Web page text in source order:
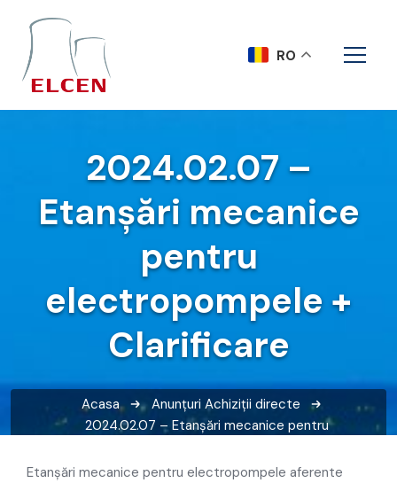
2024.02.07 –
Etanșări mecanice
pentru
electropompele +
Clarificare
Acasa Anunțuri Achiziții directe
2024.02.07 – Etanșări mecanice pentru
Etanșări mecanice pentru electropompele aferente
RO